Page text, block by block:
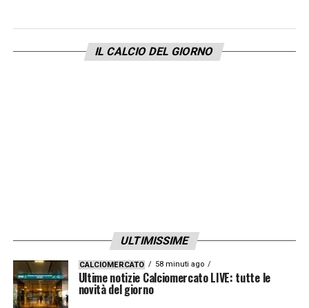
d’errore, quindi possiamo solamente vincere
per continuare a sperare. Poi, dopo, la
IL CALCIO DEL GIORNO
ULTIMISSIME
CALCIOMERCATO 58 minuti ago
Ultime notizie Calciomercato LIVE: tutte le
novità del giorno